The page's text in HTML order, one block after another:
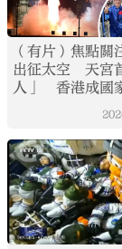
（有片）焦點關
出征太空 天宮
人」 香港成國